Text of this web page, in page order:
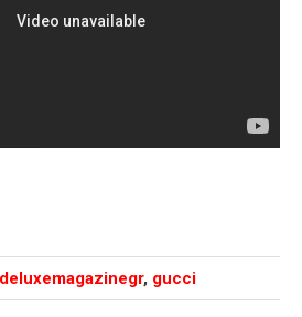
deluxemagazinegr, gucci